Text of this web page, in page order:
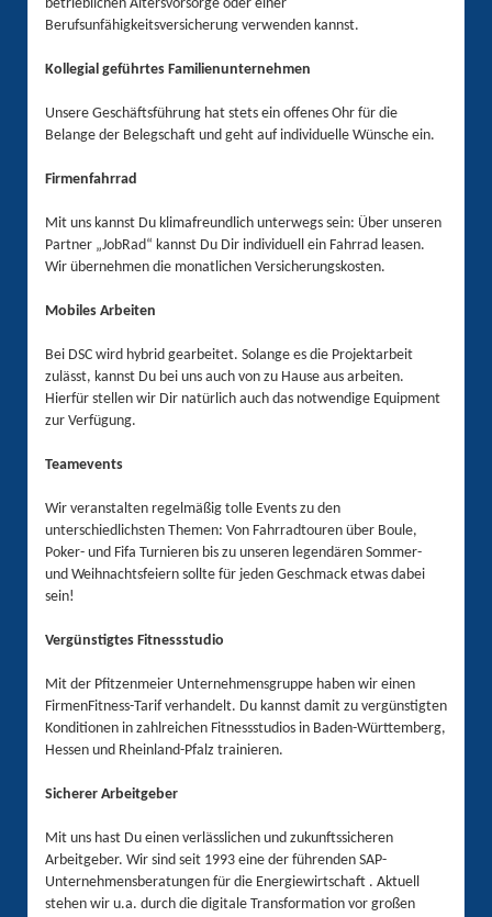
betrieblichen Altersvorsorge oder einer
Berufsunfähigkeitsversicherung verwenden kannst.
Kollegial geführtes Familienunternehmen
Unsere Geschäftsführung hat stets ein offenes Ohr für die
Belange der Belegschaft und geht auf individuelle Wünsche ein.
Firmenfahrrad
Mit uns kannst Du klimafreundlich unterwegs sein: Über unseren
Partner „JobRad“ kannst Du Dir individuell ein Fahrrad leasen.
Wir übernehmen die monatlichen Versicherungskosten.
Mobiles Arbeiten
Bei DSC wird hybrid gearbeitet. Solange es die Projektarbeit
zulässt, kannst Du bei uns auch von zu Hause aus arbeiten.
Hierfür stellen wir Dir natürlich auch das notwendige Equipment
zur Verfügung.
Teamevents
Wir veranstalten regelmäßig tolle Events zu den
unterschiedlichsten Themen: Von Fahrradtouren über Boule,
Poker- und Fifa Turnieren bis zu unseren legendären Sommer-
und Weihnachtsfeiern sollte für jeden Geschmack etwas dabei
sein!
Vergünstigtes Fitnessstudio
Mit der Pfitzenmeier Unternehmensgruppe haben wir einen
FirmenFitness-Tarif verhandelt. Du kannst damit zu vergünstigten
Konditionen in zahlreichen Fitnessstudios in Baden-Württemberg,
Hessen und Rheinland-Pfalz trainieren.
Sicherer Arbeitgeber
Mit uns hast Du einen verlässlichen und zukunftssicheren
Arbeitgeber. Wir sind seit 1993 eine der führenden SAP-
Unternehmensberatungen für die Energiewirtschaft . Aktuell
stehen wir u.a. durch die digitale Transformation vor großen